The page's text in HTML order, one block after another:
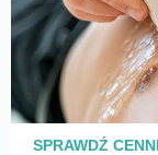
SPRAWDŹ